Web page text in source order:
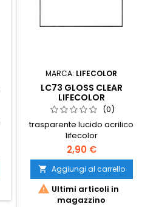
MARCA: LIFECOLOR
LC73 GLOSS CLEAR
LIFECOLOR
(0)
trasparente lucido acrilico
lifecolor
2,90 €
 Aggiungi al carrello
 Ultimi articoli in
magazzino